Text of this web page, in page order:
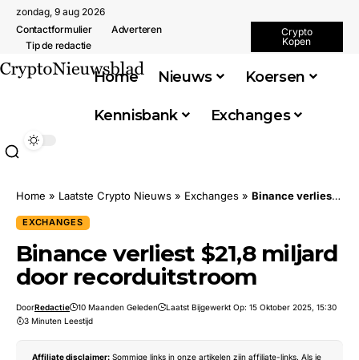
zondag, 9 aug 2026
Contactformulier
Adverteren
Tip de redactie
Crypto
Kopen
Home Nieuws Koersen
Kennisbank Exchanges
Home » Laatste Crypto Nieuws » Exchanges » Binance verliest $21,8 miljard door recorduitstroom
EXCHANGES
Binance verliest $21,8 miljard
door recorduitstroom
DoorRedactie 10 Maanden Geleden
Laatst Bijgewerkt Op: 15 Oktober 2025, 15:30
3 Minuten Leestijd
Affiliate disclaimer: Sommige links in onze artikelen zijn affiliate-links. Als je